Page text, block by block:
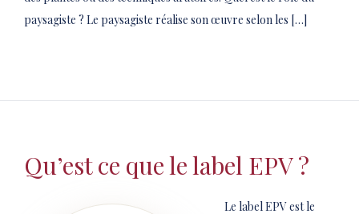
paysagiste ? Le paysagiste réalise son œuvre selon les […]
Qu’est ce que le label EPV ?
Le label EPV est le